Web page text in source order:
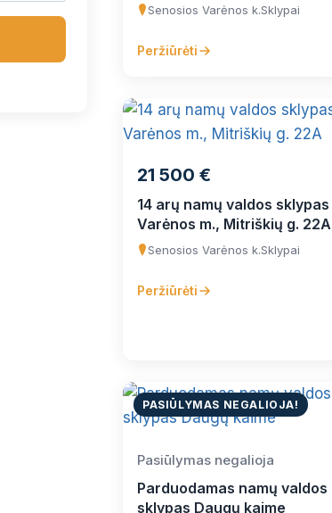
Senosios Varėnos k.Sklypai
Peržiūrėti
21 500 €
14 arų namų valdos sklypas
Varėnos m., Mitriškių g. 22A
Senosios Varėnos k.Sklypai
Peržiūrėti
PASIŪLYMAS NEGALIOJA!
Pasiūlymas negalioja
Parduodamas namų valdos
sklypas Daugų kaime